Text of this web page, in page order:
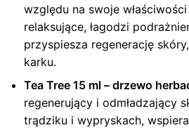
względu na swoje
relaksujące, łagodzi
przyspiesza regenerację
karku.
Tea Tree 15 ml – drzewo
regenerujący i odmładzający
trądziku i wypryskach, wspiera